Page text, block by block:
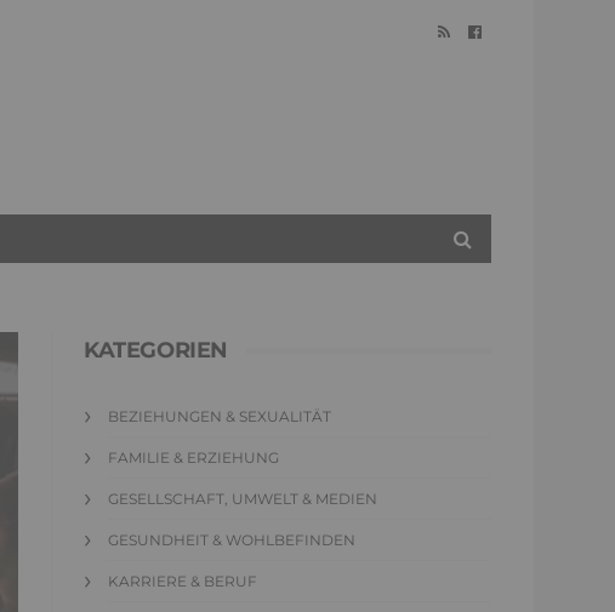
KATEGORIEN
BEZIEHUNGEN & SEXUALITÄT
FAMILIE & ERZIEHUNG
GESELLSCHAFT, UMWELT & MEDIEN
GESUNDHEIT & WOHLBEFINDEN
KARRIERE & BERUF